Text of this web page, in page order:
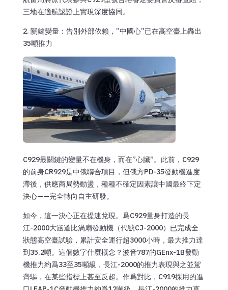
三地在適航認證上實現深度協同。
2. 關鍵變量：告別外部依賴，”中國心”已在高空臺上轟出
35噸推力
C929最關鍵的變量不在機身，而在”心臟”。此前，C929
的前身CR929是中俄聯合項目，但俄方PD-35發動機進度
滯後，供應商局勢動盪，種種不確定因素讓中國最終下定
決心——完全轉向自主研發。
如今，這一決心正在提速兌現。爲C929量身打造的長
江-2000大涵道比渦扇發動機（代號CJ-2000）已完成全
狀態高空臺試驗，累計安全運行超3000小時，最大推力達
到35.2噸。這個數字什麼概念？波音787的GEnx-1B發動
機推力約爲33至35噸級，長江-2000的推力表現與之並駕
齊驅，在某些指標上甚至反超。作爲對比，C919採用的進